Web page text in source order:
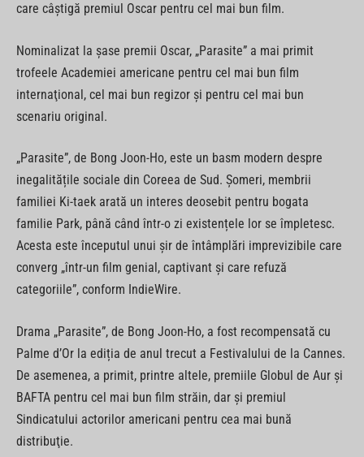
care câştigă premiul Oscar pentru cel mai bun film.
Nominalizat la şase premii Oscar, „Parasite” a mai primit
trofeele Academiei americane pentru cel mai bun film
internaţional, cel mai bun regizor şi pentru cel mai bun
scenariu original.
„Parasite”, de Bong Joon-Ho, este un basm modern despre
inegalitățile sociale din Coreea de Sud. Șomeri, membrii
familiei Ki-taek arată un interes deosebit pentru bogata
familie Park, până când într-o zi existențele lor se împletesc.
Acesta este începutul unui șir de întâmplări imprevizibile care
converg „într-un film genial, captivant și care refuză
categoriile”, conform IndieWire.
Drama „Parasite”, de Bong Joon-Ho, a fost recompensată cu
Palme d’Or la ediția de anul trecut a Festivalului de la Cannes.
De asemenea, a primit, printre altele, premiile Globul de Aur şi
BAFTA pentru cel mai bun film străin, dar şi premiul
Sindicatului actorilor americani pentru cea mai bună
distribuţie.